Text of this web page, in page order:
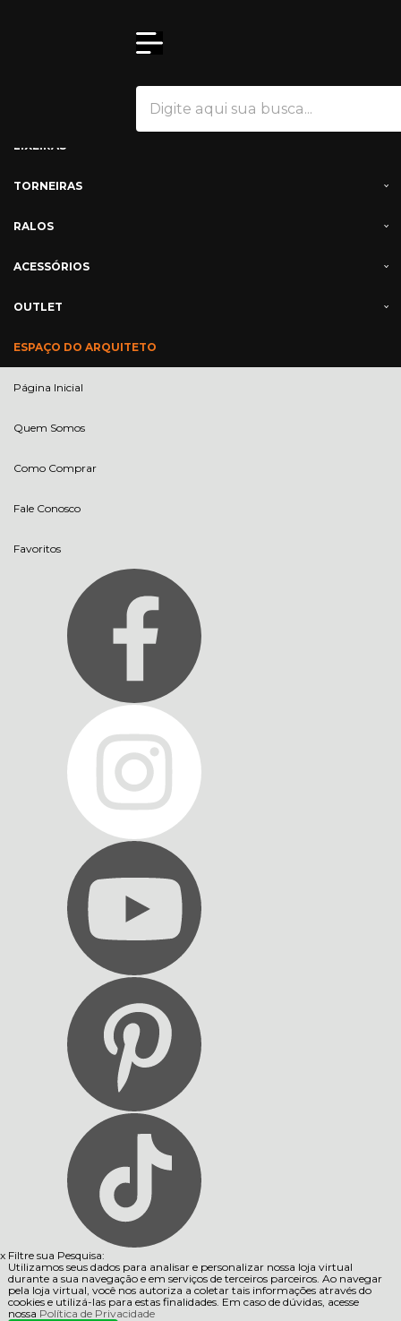
ESCORREDORES E CALHAS SECAS
LIXEIRAS
TORNEIRAS
RALOS
ACESSÓRIOS
OUTLET
ESPAÇO DO ARQUITETO
Página Inicial
Quem Somos
Como Comprar
Fale Conosco
Favoritos
x Filtre sua Pesquisa:
Utilizamos seus dados para analisar e personalizar nossa loja virtual
durante a sua navegação e em serviços de terceiros parceiros. Ao navegar
pela loja virtual, você nos autoriza a coletar tais informações através do
cookies e utilizá-las para estas finalidades. Em caso de dúvidas, acesse
nossa Política de Privacidade